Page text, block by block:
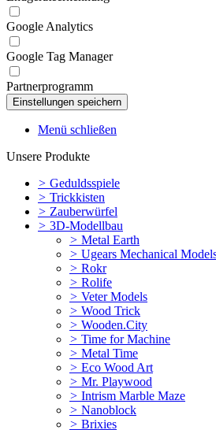
Google Analytics
Google Tag Manager
Partnerprogramm
Menü schließen
Unsere Produkte
> Geduldsspiele
> Trickkisten
> Zauberwürfel
> 3D-Modellbau
> Metal Earth
> Ugears Mechanical
> Rokr
> Rolife
> Veter Models
> Wood Trick
> Wooden.City
> Time for Machine
> Metal Time
> Eco Wood Art
> Mr. Playwood
> Intrism Marble Maze
> Nanoblock
> Brixies